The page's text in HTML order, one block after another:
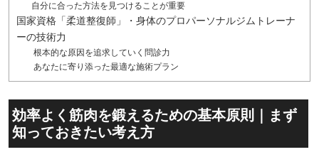
自分に合った方法を見つけることが重要
国家資格「柔道整復師」・身体のプロパーソナルジムトレーナ
ーの技術力
根本的な原因を追求していく問診力
あなたに寄り添った最適な施術プラン
効率よく筋肉を鍛えるための基本原則｜まず
知っておきたい考え方